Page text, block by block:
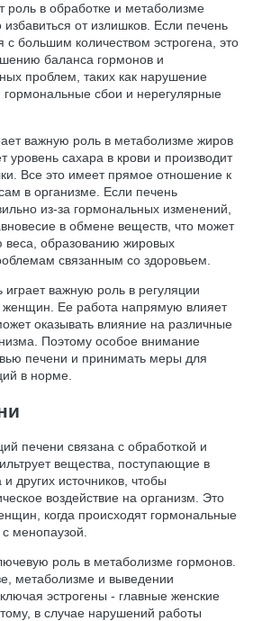
роль в обработке и метаболизме
избавиться от излишков. Если печень
с большим количеством эстрогена, это
баланса гормонов и
проблем, таких как нарушение
гормональные сбои и нерегулярные
важную роль в метаболизме жиров
уровень сахара в крови и производит
Все это имеет прямое отношение к
в организме. Если печень
из-за гормональных изменений,
в обмене веществ, что может
веса, образованию жировых
связанным со здоровьем.
важную роль в регуляции
женщин. Ее работа напрямую влияет
оказывать влияние на различные
Поэтому особое внимание
печени и принимать меры для
в норме.
печени связана с обработкой и
вещества, поступающие в
других источников, чтобы
воздействие на организм. Это
когда происходят гормональные
менопаузой.
роль в метаболизме гормонов.
метаболизме и выведении
эстрогены - главные женские
в случае нарушений работы